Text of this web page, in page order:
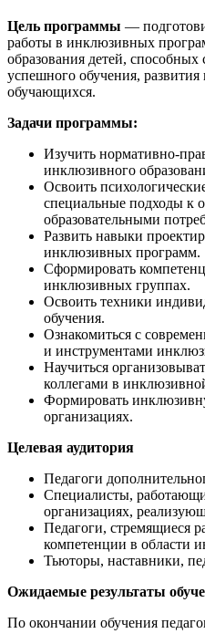
Цель программы —
работы в инклюзивных
образования детей, способных
успешного обучения,
обучающихся.
Задачи программы:
Изучить нормативно-
инклюзивного
Освоить
специальные подходы к
образовательными
Развить навыки
инклюзивных программ.
Сформировать
инклюзивных группах.
Освоить техники
обучения.
Ознакомиться с
и инструментами
Научиться
коллегами в
Формировать
организациях.
Целевая аудитория
Педагоги
Специалисты,
организациях,
Педагоги, стремящиеся
компетенции в области
Тьюторы, наставники,
Ожидаемые результаты
По окончании обучения